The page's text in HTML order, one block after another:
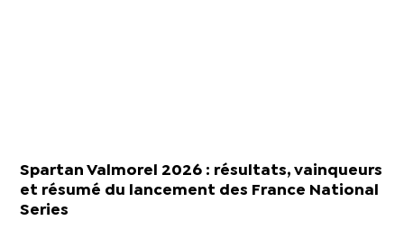
Spartan Valmorel 2026 : résultats, vainqueurs
et résumé du lancement des France National
Series